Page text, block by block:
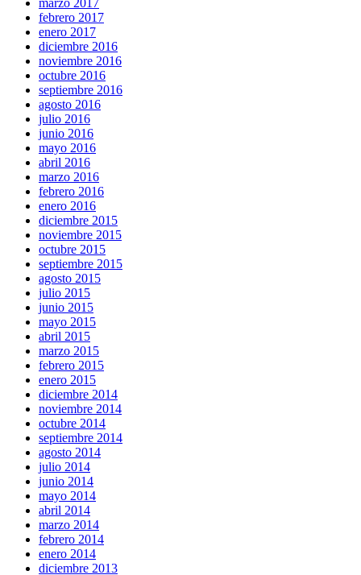
marzo 2017
febrero 2017
enero 2017
diciembre 2016
noviembre 2016
octubre 2016
septiembre 2016
agosto 2016
julio 2016
junio 2016
mayo 2016
abril 2016
marzo 2016
febrero 2016
enero 2016
diciembre 2015
noviembre 2015
octubre 2015
septiembre 2015
agosto 2015
julio 2015
junio 2015
mayo 2015
abril 2015
marzo 2015
febrero 2015
enero 2015
diciembre 2014
noviembre 2014
octubre 2014
septiembre 2014
agosto 2014
julio 2014
junio 2014
mayo 2014
abril 2014
marzo 2014
febrero 2014
enero 2014
diciembre 2013